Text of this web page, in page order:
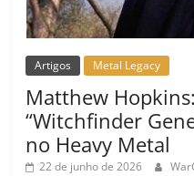
Artigos Metal Legacy
Matthew
“Witchfinder
no Heavy Metal
22 de junho de 2026